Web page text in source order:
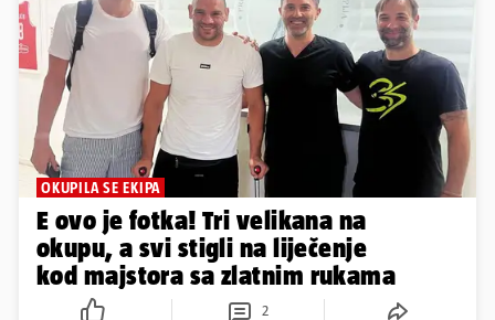
OKUPILA SE EKIPA
E ovo je fotka! Tri velikana na
okupu, a svi stigli na liječenje
kod majstora sa zlatnim rukama
2